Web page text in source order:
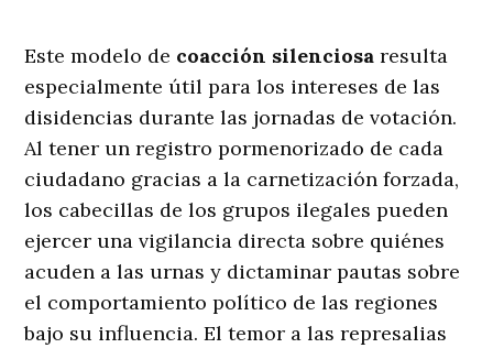
Este modelo de coacción silenciosa resulta
especialmente útil para los intereses de las
disidencias durante las jornadas de votación.
Al tener un registro pormenorizado de cada
ciudadano gracias a la carnetización forzada,
los cabecillas de los grupos ilegales pueden
ejercer una vigilancia directa sobre quiénes
acuden a las urnas y dictaminar pautas sobre
el comportamiento político de las regiones
bajo su influencia. El temor a las represalias